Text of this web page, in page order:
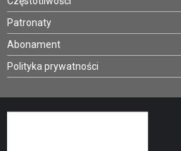
Patronaty
Abonament
Polityka prywatności